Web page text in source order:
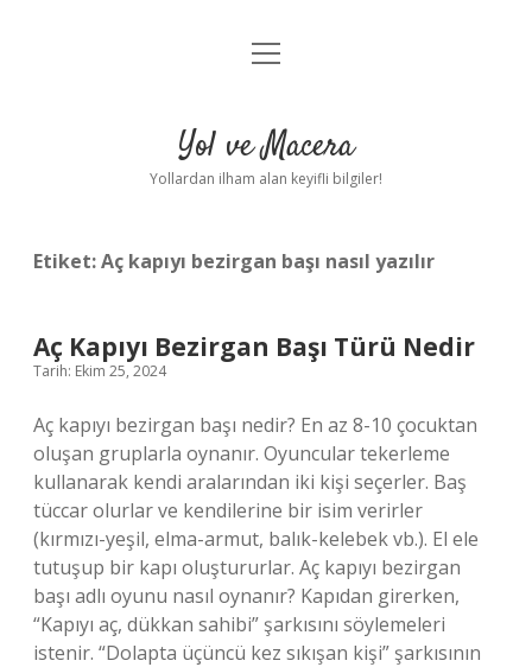
Anasayfa
Yasal Uyarı
menüyü
Yol ve Macera
Yollardan ilham alan keyifli bilgiler!
Etiket:Aç kapıyı bezirgan başı nasıl yazılır
Aç Kapıyı Bezirgan Başı Türü Nedir
Tarih: Ekim 25, 2024
Aç kapıyı bezirgan başı nedir? En az 8-10 çocuktan
oluşan gruplarla oynanır. Oyuncular tekerleme
kullanarak kendi aralarından iki kişi seçerler. Baş
tüccar olurlar ve kendilerine bir isim verirler
(kırmızı-yeşil, elma-armut, balık-kelebek vb.). El ele
tutuşup bir kapı oluştururlar. Aç kapıyı bezirgan
başı adlı oyunu nasıl oynanır? Kapıdan girerken,
“Kapıyı aç, dükkan sahibi” şarkısını söylemeleri
istenir. “Dolapta üçüncü kez sıkışan kişi” şarkısının